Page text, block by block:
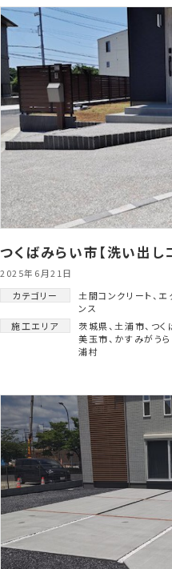
つくばみらい市【洗い出
2025年6月21日
カテゴリー
土間コンクリート、 エ
ンス
施工エリア
茨城県、土浦市、 つ
美玉市、 かすみがう
浦村